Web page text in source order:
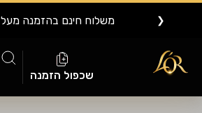
❮ משלוח חינם בהזמנה מעל 150
שכפול הזמנה